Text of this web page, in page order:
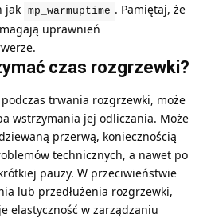
jak
mp_warmuptime . Pamiętaj, że
uprawnień
czas rozgrzewki?
trwania rozgrzewki, może
wstrzymania jej odliczania. Może
przerwą, koniecznością
technicznych, a nawet po
pauzy. W przeciwieństwie
lub przedłużenia rozgrzewki,
elastyczność w zarządzaniu